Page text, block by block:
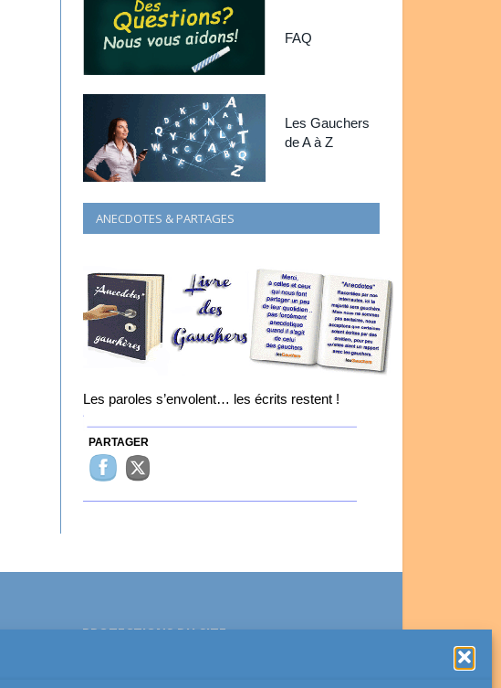
FAQ
Les Gauchers
de A à Z
ANECDOTES & PARTAGES
Les paroles s’envolent… les écrits restent !
PARTAGER
PROTECTIONS DU SITE